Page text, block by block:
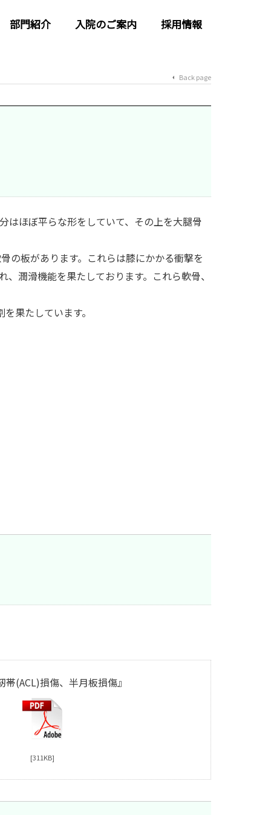
採用情報
入院のご案内
部門紹介
Back page
はほぼ平らな形をしていて、その上を大腿骨
の板があります。これらは膝にかかる衝撃を
潤滑機能を果たしております。これら軟骨、
果たしています。
帯(ACL)損傷、半月板損傷』
[311KB]